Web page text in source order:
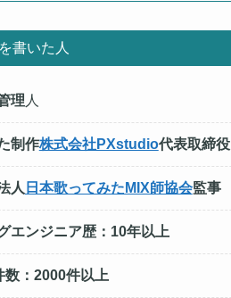
書いた人
理 人
制作株式会社PXstudio代表取締役
人 日本歌ってみたMIX師協会監事
エンジニア歴：10年以上
数：2000件以上